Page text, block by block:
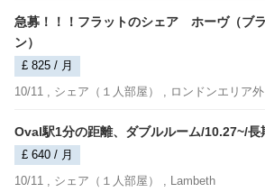
急募！！！フラットのシェア ホーヴ（ブ
ン）
£ 825 / 月
10/11 , シェア（１人部屋） , ロンドンエリア外
Oval駅1分の距離、ダブルルーム/10.27~/長
£ 640 / 月
10/11 , シェア（１人部屋） , Lambeth